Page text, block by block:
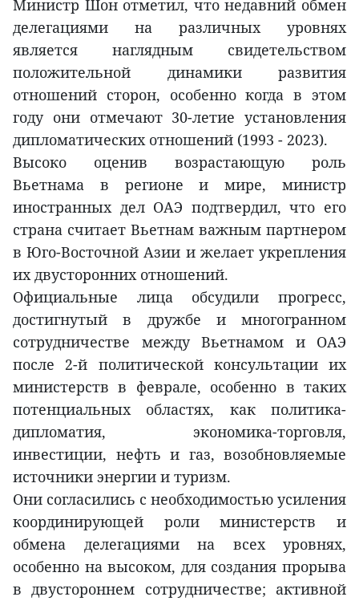
Министр Шон отметил, что недавний обмен
делегациями на различных уровнях
является наглядным свидетельством
положительной динамики развития
отношений сторон, особенно когда в этом
году они отмечают 30-летие установления
дипломатических отношений (1993 - 2023).
Высоко оценив возрастающую роль
Вьетнама в регионе и мире, министр
иностранных дел ОАЭ подтвердил, что его
страна считает Вьетнам важным партнером
в Юго-Восточной Азии и желает укрепления
их двусторонних отношений.
Официальные лица обсудили прогресс,
достигнутый в дружбе и многогранном
сотрудничестве между Вьетнамом и ОАЭ
после 2-й политической консультации их
министерств в феврале, особенно в таких
потенциальных областях, как политика-
дипломатия, экономика-торговля,
инвестиции, нефть и газ, возобновляемые
источники энергии и туризм.
Они согласились с необходимостью усиления
координирующей роли министерств и
обмена делегациями на всех уровнях,
особенно на высоком, для создания прорыва
в двустороннем сотрудничестве; активной